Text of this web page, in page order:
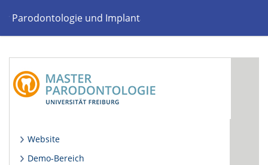
Parodontologie und Implantattherapie
Website
Demo-Bereich